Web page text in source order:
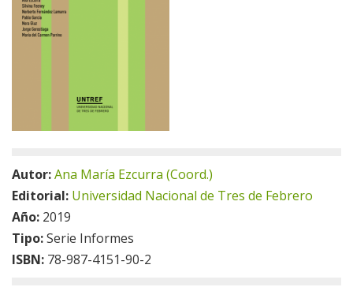
Autor:Ana María Ezcurra (Coord.)
Editorial: Universidad Nacional de Tres de Febrero
Año: 2019
Tipo:Serie Informes
ISBN: 78-987-4151-90-2